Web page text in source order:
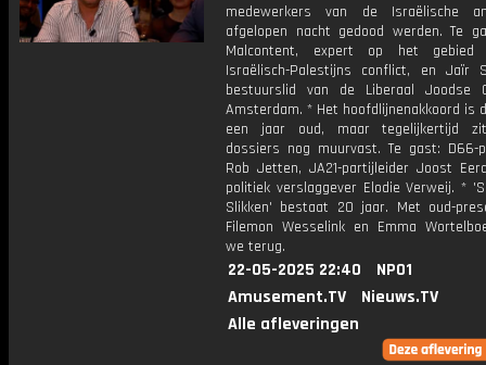
medewerkers van de Israëlische
afgelopen nacht gedood werden. Te
Malcontent, expert op het
Israëlisch-Palestijns conflict, en Jaïr
bestuurslid van de Liberaal Joodse
Amsterdam. * Het hoofdlijnenakkoord is
een jaar oud, maar tegelijkertijd
dossiers nog muurvast. Te gast: D66-
Rob Jetten, JA21-partijleider Joost
politiek verslaggever Elodie Verweij. *
Slikken' bestaat 20 jaar. Met oud-
Filemon Wesselink en Emma
we terug.
22-05-2025 22:40
NPO1
Amusement.TV
Nieuws.TV
Alle afleveringen